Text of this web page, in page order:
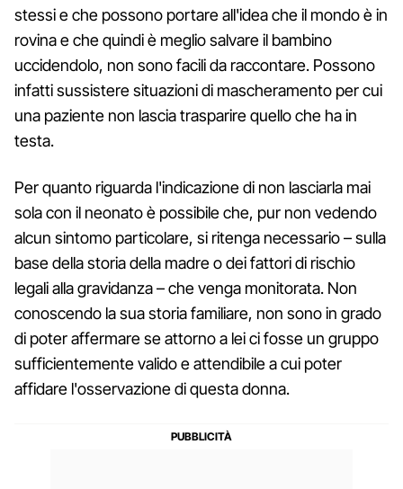
stessi e che possono portare all'idea che il mondo è in
rovina e che quindi è meglio salvare il bambino
uccidendolo, non sono facili da raccontare. Possono
infatti sussistere situazioni di mascheramento per cui
una paziente non lascia trasparire quello che ha in
testa.
Per quanto riguarda l'indicazione di non lasciarla mai
sola con il neonato è possibile che, pur non vedendo
alcun sintomo particolare, si ritenga necessario – sulla
base della storia della madre o dei fattori di rischio
legali alla gravidanza – che venga monitorata. Non
conoscendo la sua storia familiare, non sono in grado
di poter affermare se attorno a lei ci fosse un gruppo
sufficientemente valido e attendibile a cui poter
affidare l'osservazione di questa donna.